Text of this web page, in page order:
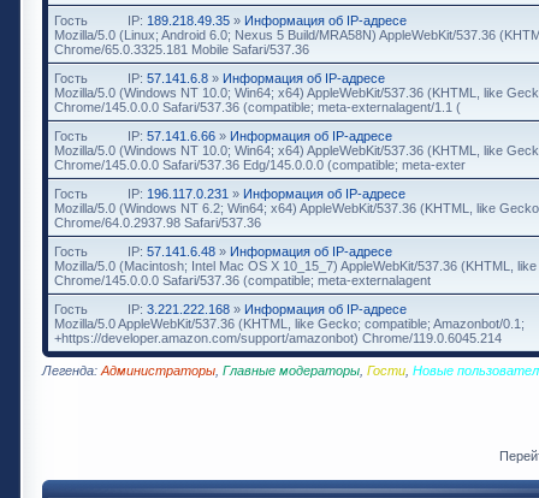
Гость
IP: 189.218.49.35 » Информация об IP-адресе
Mozilla/5.0 (Linux; Android 6.0; Nexus 5 Build/MRA58N) AppleWebKit/537.36
Chrome/65.0.3325.181 Mobile Safari/537.36
Гость
IP: 57.141.6.8 » Информация об IP-адресе
Mozilla/5.0 (Windows NT 10.0; Win64; x64) AppleWebKit/537.36 (KHTML, like
Chrome/145.0.0.0 Safari/537.36 (compatible; meta-externalagent/1.1 (
Гость
IP: 57.141.6.66 » Информация об IP-адресе
Mozilla/5.0 (Windows NT 10.0; Win64; x64) AppleWebKit/537.36 (KHTML, like
Chrome/145.0.0.0 Safari/537.36 Edg/145.0.0.0 (compatible; meta-exter
Гость
IP: 196.117.0.231 » Информация об IP-адресе
Mozilla/5.0 (Windows NT 6.2; Win64; x64) AppleWebKit/537.36 (KHTML, like
Chrome/64.0.2937.98 Safari/537.36
Гость
IP: 57.141.6.48 » Информация об IP-адресе
Mozilla/5.0 (Macintosh; Intel Mac OS X 10_15_7) AppleWebKit/537.36 (KHTML,
Chrome/145.0.0.0 Safari/537.36 (compatible; meta-externalagent
Гость
IP: 3.221.222.168 » Информация об IP-адресе
Mozilla/5.0 AppleWebKit/537.36 (KHTML, like Gecko; compatible; Amazonbot/0.1;
+https://developer.amazon.com/support/amazonbot) Chrome/119.0.6045.214
Легенда: Администраторы Главные модераторы Гости Новые